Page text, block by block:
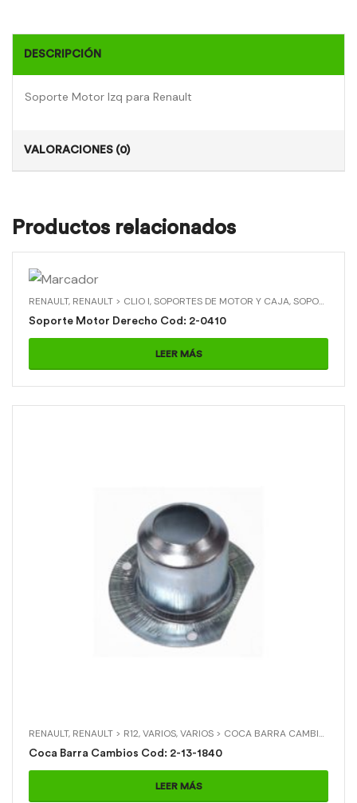
DESCRIPCIÓN
Soporte Motor Izq para Renault
VALORACIONES (0)
Productos relacionados
RENAULT, RENAULT > CLIO I,SOPORTES DE MOTOR Y CAJA,SOPORTES DE MOTOR Y CAJA > SOPORTE MOTOR DERECHO
Soporte Motor Derecho Cod: 2-0410
LEER MÁS
RENAULT, RENAULT > R12,VARIOS,VARIOS > COCA BARRA CAMBIOS
Coca Barra Cambios Cod: 2-13-1840
LEER MÁS